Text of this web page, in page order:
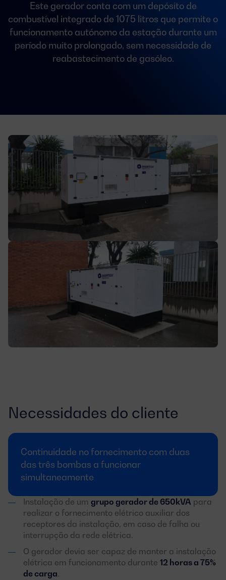
Este gerador conta com um depósito de
combustível integrado de 1075 litros que permite o
funcionamento autónomo da estação durante um
período muito prolongado, sem necessidade de
reabastecimento de gasóleo.
Necessidades do cliente
Continuidade no fornecimento com duas
das três bombas a funcionar
simultaneamente
Instalação de um grupo gerador de 650kVA para
realizar o fornecimento elétrico auxiliar dos
receptores da instalação, em caso de falha ou
interrupção da rede elétrica.
O gerador devia ser capaz de manter a instalação
elétrica em funcionamento durante 12 horas a 75%
de carga.